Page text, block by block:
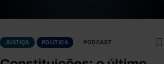
JUSTIÇA POLÍTICA PODCAST